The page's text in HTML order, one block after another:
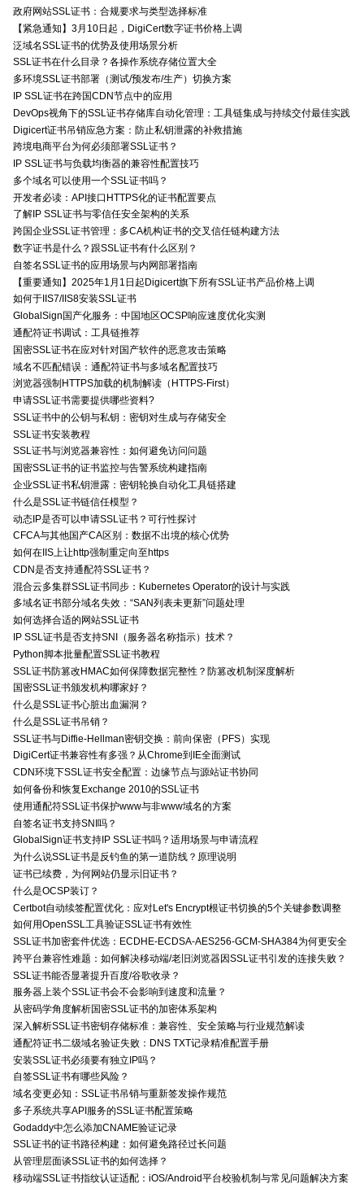
政府网站SSL证书：合规要求与类型选择标准
【紧急通知】3月10日起，DigiCert数字证书价格上调
泛域名SSL证书的优势及使用场景分析
SSL证书在什么目录？各操作系统存储位置大全
多环境SSL证书部署（测试/预发布/生产）切换方案
IP SSL证书在跨国CDN节点中的应用
DevOps视角下的SSL证书存储库自动化管理：工具链集成与持续交付最佳实践
Digicert证书吊销应急方案：防止私钥泄露的补救措施
跨境电商平台为何必须部署SSL证书？
IP SSL证书与负载均衡器的兼容性配置技巧
多个域名可以使用一个SSL证书吗？
开发者必读：API接口HTTPS化的证书配置要点
了解IP SSL证书与零信任安全架构的关系
跨国企业SSL证书管理：多CA机构证书的交叉信任链构建方法
数字证书是什么？跟SSL证书有什么区别？
自签名SSL证书的应用场景与内网部署指南
【重要通知】2025年1月1日起Digicert旗下所有SSL证书产品价格上调
如何于IIS7/IIS8安装SSL证书
GlobalSign国产化服务：中国地区OCSP响应速度优化实测
通配符证书调试：工具链推荐
国密SSL证书在应对针对国产软件的恶意攻击策略
域名不匹配错误：通配符证书与多域名配置技巧
浏览器强制HTTPS加载的机制解读（HTTPS-First）
申请SSL证书需要提供哪些资料?
SSL证书中的公钥与私钥：密钥对生成与存储安全
SSL证书安装教程
SSL证书与浏览器兼容性：如何避免访问问题
国密SSL证书的证书监控与告警系统构建指南
企业SSL证书私钥泄露：密钥轮换自动化工具链搭建
什么是SSL证书链信任模型？
动态IP是否可以申请SSL证书？可行性探讨
CFCA与其他国产CA区别：数据不出境的核心优势
如何在IIS上让http强制重定向至https
CDN是否支持通配符SSL证书？
混合云多集群SSL证书同步：Kubernetes Operator的设计与实践
多域名证书部分域名失效：“SAN列表未更新”问题处理
如何选择合适的网站SSL证书
IP SSL证书是否支持SNI（服务器名称指示）技术？
Python脚本批量配置SSL证书教程
SSL证书防篡改HMAC如何保障数据完整性？防篡改机制深度解析
国密SSL证书颁发机构哪家好？
什么是SSL证书心脏出血漏洞？
什么是SSL证书吊销？
SSL证书与Diffie-Hellman密钥交换：前向保密（PFS）实现
DigiCert证书兼容性有多强？从Chrome到IE全面测试
CDN环境下SSL证书安全配置：边缘节点与源站证书协同
如何备份和恢复Exchange 2010的SSL证书
使用通配符SSL证书保护www与非www域名的方案
自签名证书支持SNI吗？
GlobalSign证书支持IP SSL证书吗？适用场景与申请流程
为什么说SSL证书是反钓鱼的第一道防线？原理说明
证书已续费，为何网站仍显示旧证书？
什么是OCSP装订？
Certbot自动续签配置优化：应对Let's Encrypt根证书切换的5个关键参数调整
如何用OpenSSL工具验证SSL证书有效性
SSL证书加密套件优选：ECDHE-ECDSA-AES256-GCM-SHA384为何更安全
跨平台兼容性难题：如何解决移动端/老旧浏览器因SSL证书引发的连接失败？
SSL证书能否显著提升百度/谷歌收录？
服务器上装个SSL证书会不会影响到速度和流量？
从密码学角度解析国密SSL证书的加密体系架构
深入解析SSL证书密钥存储标准：兼容性、安全策略与行业规范解读
通配符证书二级域名验证失败：DNS TXT记录精准配置手册
安装SSL证书必须要有独立IP吗？
自签SSL证书有哪些风险？
域名变更必知：SSL证书吊销与重新签发操作规范
多子系统共享API服务的SSL证书配置策略
Godaddy中怎么添加CNAME验证记录
SSL证书的证书路径构建：如何避免路径过长问题
从管理层面谈SSL证书的如何选择？
移动端SSL证书指纹认证适配：iOS/Android平台校验机制与常见问题解决方案